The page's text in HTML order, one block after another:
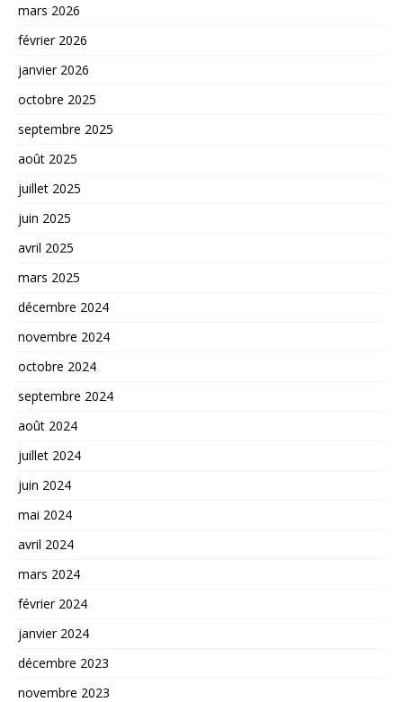
mars 2026
février 2026
janvier 2026
octobre 2025
septembre 2025
août 2025
juillet 2025
juin 2025
avril 2025
mars 2025
décembre 2024
novembre 2024
octobre 2024
septembre 2024
août 2024
juillet 2024
juin 2024
mai 2024
avril 2024
mars 2024
février 2024
janvier 2024
décembre 2023
novembre 2023